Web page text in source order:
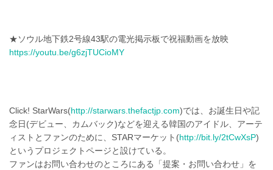
★ソウル地下鉄2号線43駅の電光掲示板で祝福動画を放映
https://youtu.be/g6zjTUCioMY
Click! StarWars(http://starwars.thefactjp.com)では、お誕生日や記
念日(デビュー、カムバック)などを迎える韓国のアイドル、アーテ
ィストとファンのために、STARマーケット(http://bit.ly/2tCwXsP)
というプロジェクトページと設けている。
ファンはお問い合わせのところにある「提案・お問い合わせ」を